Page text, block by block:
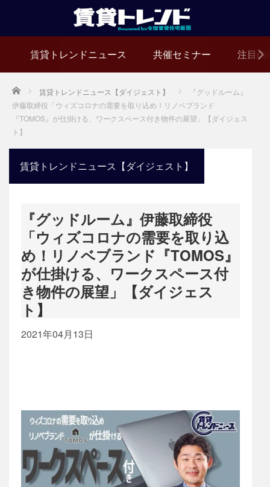
賃貸トレンドニュース 共催セミナー 注目の
Home 賃貸トレンドニュース【ダイジェスト】
『グッドルーム』
伊藤取締役「ウィズコロナの需要を取り込め！リノベブランド
『TOMOS』が仕掛ける、ワークスペース付き物件の展望」【ダイジェス
ト】
賃貸トレンドニュース【ダイジェスト】
『グッドルーム』伊藤取締役
「ウィズコロナの需要を取り込
め！リノベブランド『TOMOS』
が仕掛ける、ワークスペース付
き物件の展望」【ダイジェス
ト】
2021年04月13日